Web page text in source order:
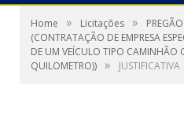
Home » Licitações »
(CONTRATAÇÃO DE EMPRESA
DE UM VEÍCULO TIPO CAMINHÃO
QUILOMETRO)) » JUSTIFICATIVA